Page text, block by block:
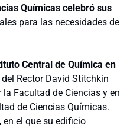
Químicas celebró sus
para las necesidades de
Central de Química en
Rector David Stitchkin
la Facultad de Ciencias y en
de Ciencias Químicas.
en el que su edificio